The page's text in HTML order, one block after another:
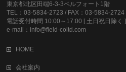
東京都北区田端6-3-3ベルフォート1階
TEL：03-5834-2723 / FAX：03-5834-2724
電話受付時間 10:00～17:00 [ 土日祝日除く ]
e-mail：info@field-coltd.com
HOME
会社案内